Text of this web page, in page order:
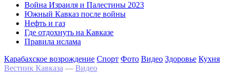
Война Израиля и Палестины 2023
Южный Кавказ после войны
Нефть и газ
Где отдохнуть на Кавказе
Правила ислама
Карабахское возрождение Спорт Фото Видео Здоровье Кухня
Вестник Кавказа — Видео